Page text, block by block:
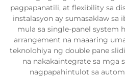
pagpapanatili, at flexibility sa
instalasyon ay sumasaklaw sa
mula sa single-panel system
arrangement na maaaring
teknolohiya ng double pane
na nakakaintegrate sa mga
nagpapahintulot sa